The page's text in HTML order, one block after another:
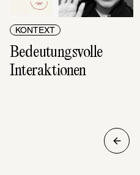
KONTEXT
Bedeutungsvolle
Interaktionen